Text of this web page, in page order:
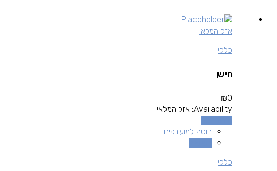
אזל המלאי
כללי
חיישן
₪0
Availability: אזל המלאי
הוסף למועדפים
כללי